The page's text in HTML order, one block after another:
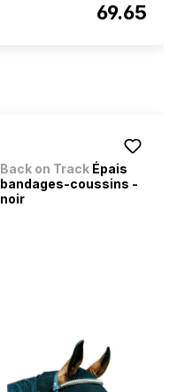
69.65
Back on Track Épais
bandages-coussins -
noir